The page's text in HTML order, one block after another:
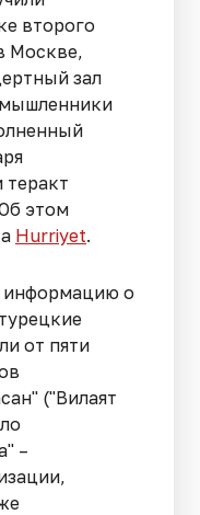
второго
Москве,
зал
этом
Hurriyet.
информацию о
от пяти
("Вилаят
–